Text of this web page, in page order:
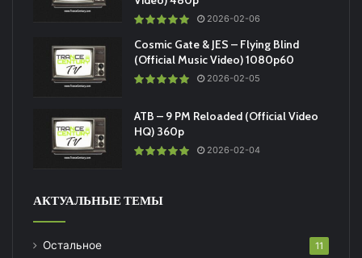
2026-02-06
Cosmic Gate & JES – Flying Blind
(Official Music Video) 1080p60
2026-02-05
ATB – 9 PM Reloaded (Official Video
HQ) 360p
2026-02-04
АКТУАЛЬНЫЕ ТЕМЫ
Остальное 11